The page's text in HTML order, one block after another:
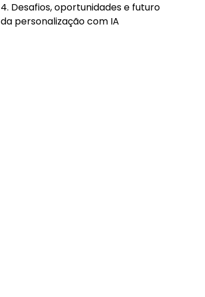
Desafios, oportunidades e futuro
da personalização com IA